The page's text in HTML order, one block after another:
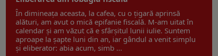
În dimineața aceasta, la cafea, cu o țigară aprinsă
alături, am avut o mică epifanie fiscală. M-am uitat în
calendar și am văzut că e sfârșitul lunii iulie. Suntem
aproape la șapte luni din an, iar gândul a venit simplu
și eliberator: abia acum, simb ...